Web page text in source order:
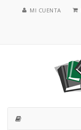
MI CUENTA